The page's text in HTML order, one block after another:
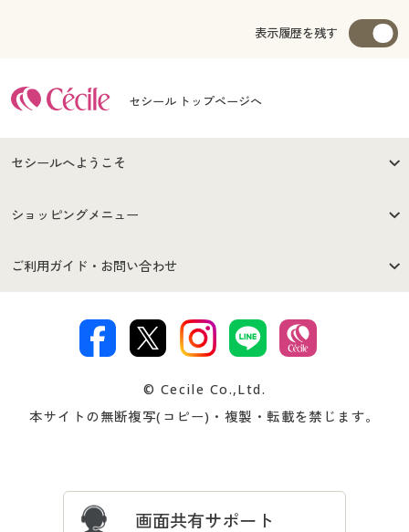
表示履歴を残す
セシール トップページへ
セシールへようこそ
はじめての方へ
セシールご利用規約
著作権・商標について 会社案内
ショッピングメニュー
商品カテゴリ
プレゼント＆キャンペーン サイトマップ
ご利用ガイド・お問い合わせ
交換・返品は お支払は
ついて
忘れの場合
© Cecile Co.,Ltd.
本サイトの無断複写(コピー)・複製・転載を禁じます。
画面共有サポート